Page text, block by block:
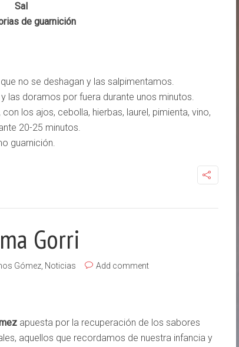
Sal
de guarnición
no se deshagan y las salpimentamos.
las doramos por fuera durante unos minutos.
los ajos, cebolla, hierbas, laurel, pimienta, vino,
20-25 minutos.
guarnición.
Gorri
Gómez, Noticias Add comment
apuesta por la recuperación de los sabores
aquellos que recordamos de nuestra infancia y